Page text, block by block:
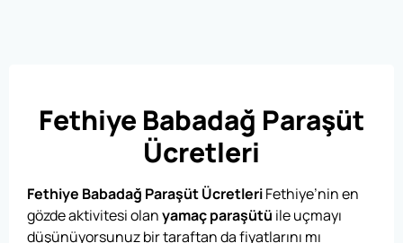
Fethiye Babadağ Paraşüt
Ücretleri
Fethiye Babadağ Paraşüt ÜcretleriFethiye’nin en
gözde aktivitesi olanyamaç paraşütü ile uçmayı
düşünüyorsunuz bir taraftan da fiyatlarını mı